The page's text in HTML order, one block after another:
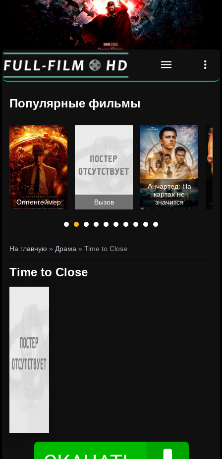
Популярные фильмы
Оппенгеймер Вызов
Анчартед: На
картах не
значится
На главную » Драма » Time to Close
Time to Close